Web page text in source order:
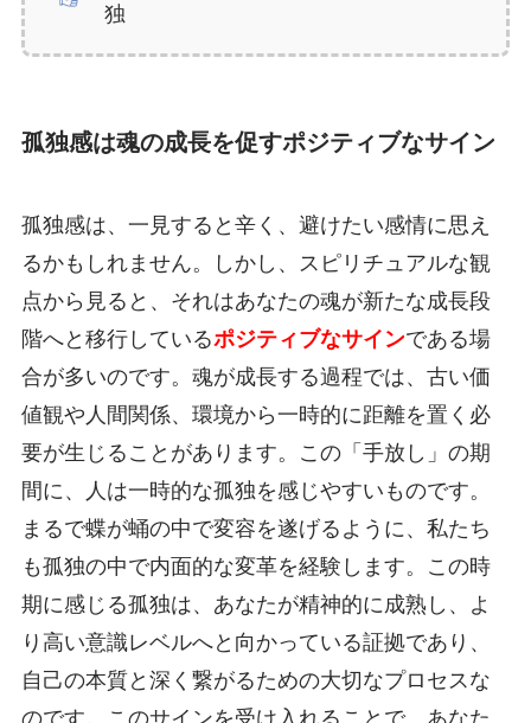
独
孤独感は魂の成長を促すポジティブなサイン
孤独感は、一見すると辛く、避けたい感情に思え
るかもしれません。しかし、スピリチュアルな観
点から見ると、それはあなたの魂が新たな成長段
階へと移行しているポジティブなサインである場
合が多いのです。魂が成長する過程では、古い価
値観や人間関係、環境から一時的に距離を置く必
要が生じることがあります。この「手放し」の期
間に、人は一時的な孤独を感じやすいものです。
まるで蝶が蛹の中で変容を遂げるように、私たち
も孤独の中で内面的な変革を経験します。この時
期に感じる孤独は、あなたが精神的に成熟し、よ
り高い意識レベルへと向かっている証拠であり、
自己の本質と深く繋がるための大切なプロセスな
のです。このサインを受け入れることで、あなた